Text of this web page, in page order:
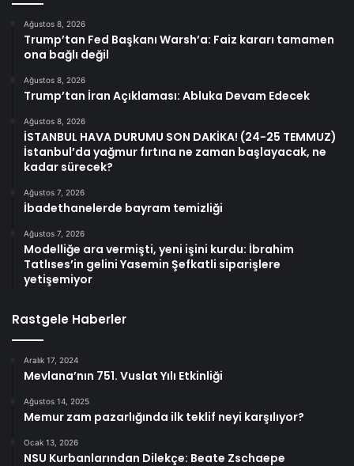
Ağustos 8, 2026
Trump’tan Fed Başkanı Warsh’a: Faiz kararı tamamen
ona bağlı değil
Ağustos 8, 2026
Trump’tan İran Açıklaması: Abluka Devam Edecek
Ağustos 8, 2026
İSTANBUL HAVA DURUMU SON DAKİKA! (24-25 TEMMUZ)
İstanbul’da yağmur fırtına ne zaman başlayacak, ne
kadar sürecek?
Ağustos 7, 2026
İbadethanelerde bayram temizliği
Ağustos 7, 2026
Modelliğe ara vermişti, yeni işini kurdu: İbrahim
Tatlıses’in gelini Yasemin Şefkatli siparişlere
yetişemiyor
Rastgele Haberler
Aralık 17, 2024
Mevlana’nın 751. Vuslat Yılı Etkinliği
Ağustos 14, 2025
Memur zam pazarlığında ilk teklif neyi karşılıyor?
Ocak 13, 2026
NSU Kurbanlarından Dilekçe: Beate Zschaepe